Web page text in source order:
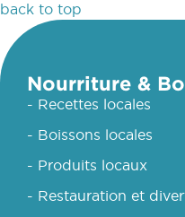
back to top
Nourriture &
- Recettes locales
- Boissons locales
- Produits locaux
- Restauration et